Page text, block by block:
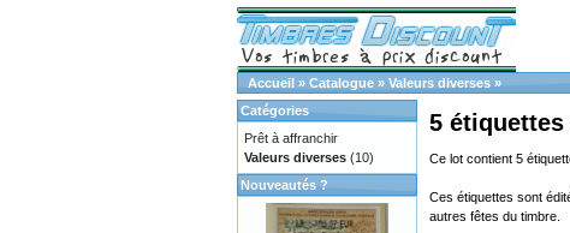
Accueil » Catalogue » Valeurs diverses »
5 étiquettes
Ce lot contient 5
Ces étiquettes sont
autres fêtes du timbre.
Catégories
Prêt à affranchir
Valeurs diverses (10)
Nouveautés ?